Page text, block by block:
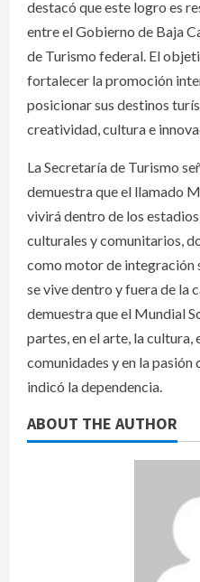
destacó que este logro es
entre el Gobierno de Baja
de Turismo federal. El
fortalecer la promoción
posicionar sus destinos
creatividad, cultura e
La Secretaría de Turismo
demuestra que el llamado
vivirá dentro de los
culturales y comunitarios,
como motor de integración
se vive dentro y fuera de la
demuestra que el Mundial
partes, en el arte, la cultura,
comunidades y en la pasión
indicó la dependencia.
ABOUT THE AUTHOR